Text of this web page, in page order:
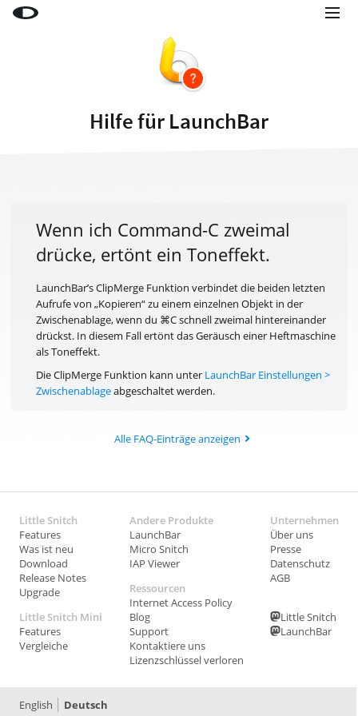
LaunchBar
Shop
Support
Blog
Hilfe für LaunchBar
Wenn ich Command-C zweimal
drücke, ertönt ein Toneffekt.
LaunchBar’s ClipMerge Funktion verbindet die beiden letzten
Aufrufe von „Kopieren“ zu einem einzelnen Objekt in der
Zwischenablage, wenn du ⌘C schnell zweimal hintereinander
drückst. In diesem Fall ertönt das Geräusch einer Heftmaschine
als Toneffekt.
Die ClipMerge Funktion kann unter LaunchBar Einstellungen >
Zwischenablageabgeschaltet werden.
Alle FAQ-Einträge anzeigen
Little Snitch
Features
Was ist neu
Download
Release Notes
Upgrade
Little Snitch Mini
Features
Vergleiche
Andere Produkte
LaunchBar
Micro Snitch
IAP Viewer
Ressourcen
Internet Access Policy
Blog
Support
Kontaktiere uns
Lizenzschlüssel verloren
Unternehmen
Über uns
Presse
Datenschutz
AGB
Little Snitch
LaunchBar
English Deutsch